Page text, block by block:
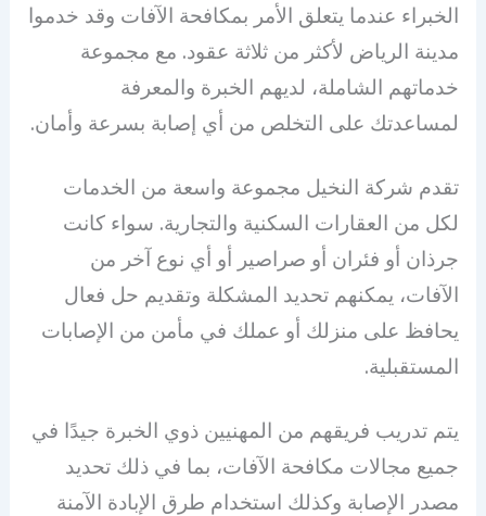
الخبراء عندما يتعلق الأمر بمكافحة الآفات وقد خدموا
مدينة الرياض لأكثر من ثلاثة عقود. مع مجموعة
خدماتهم الشاملة، لديهم الخبرة والمعرفة
لمساعدتك على التخلص من أي إصابة بسرعة وأمان.
تقدم شركة النخيل مجموعة واسعة من الخدمات
لكل من العقارات السكنية والتجارية. سواء كانت
جرذان أو فئران أو صراصير أو أي نوع آخر من
الآفات، يمكنهم تحديد المشكلة وتقديم حل فعال
يحافظ على منزلك أو عملك في مأمن من الإصابات
المستقبلية.
يتم تدريب فريقهم من المهنيين ذوي الخبرة جيدًا في
جميع مجالات مكافحة الآفات، بما في ذلك تحديد
مصدر الإصابة وكذلك استخدام طرق الإبادة الآمنة